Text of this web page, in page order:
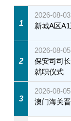
1
2026-08-
新城A区
2
2026-08-
保安司司
就职仪式
3
2026-08-
澳门海关